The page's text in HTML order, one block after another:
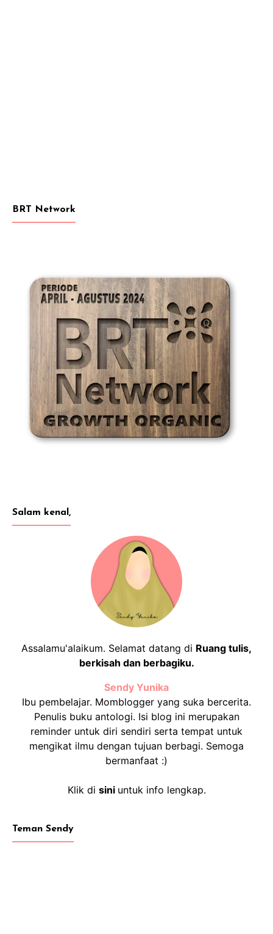
BRT Network
Salam kenal,
Assalamu'alaikum. Selamat datang di Ruang tulis,
berkisah dan berbagiku.
Sendy Yunika
Ibu pembelajar. Momblogger yang suka bercerita.
Penulis buku antologi. Isi blog ini merupakan
reminder untuk diri sendiri serta tempat untuk
mengikat ilmu dengan tujuan berbagi. Semoga
bermanfaat :)
Klik di sini untuk info lengkap.
Teman Sendy